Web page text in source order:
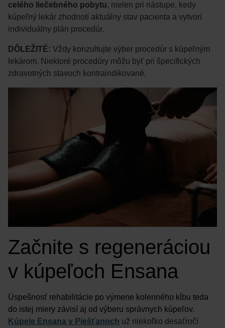
celého liečebného pobytu, nielen pri nástupe, kedy
kúpeľný lekár zhodnotí aktuálny stav pacienta a vytvorí
individuálny plán procedúr.
DÔLEŽITÉ: Vždy konzultujte výber procedúr s kúpeľným
lekárom. Niektoré procedúry môžu byť pri špecifických
zdravotných stavoch kontraindikované.
Začnite s regeneráciou
v kúpeľoch Ensana
Úspešnosť rehabilitácie po výmene kolenného kĺbu teda
do istej miery závisí aj od výberu správnych kúpeľov.
Kúpele Ensana v Piešťanoch už niekoľko desaťročí